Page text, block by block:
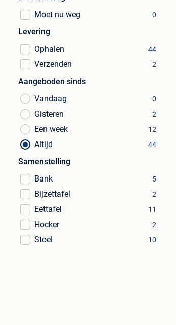
Moet nu weg
0
Levering
Ophalen
44
Verzenden 2
Aangeboden sinds
Vandaag
0
Gisteren 2
Een week 12
Altijd 44
Samenstelling
Bank
5
Bijzettafel 2
Eettafel 11
Hocker 2
Stoel 10